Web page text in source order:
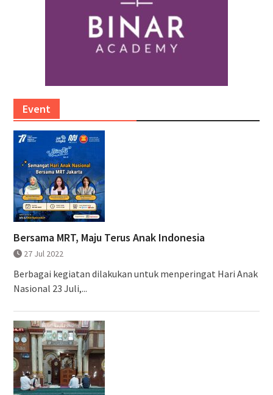
Event
Bersama MRT, Maju Terus Anak Indonesia
27 Jul 2022
Berbagai kegiatan dilakukan untuk menperingat Hari Anak
Nasional 23 Juli,...